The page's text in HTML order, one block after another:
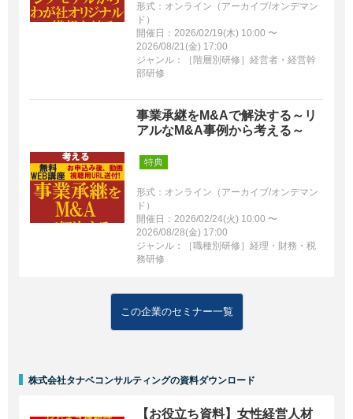
形式：オンライン（アーカイブ/オンデマン
ド）
開催日：2026/02/19(木) 10:00 〜
2026/08/21(金) 17:00
ジャンル：［階層別研修］経営者・経営幹
部研修
事業承継をM&Aで解決する～リ
アルなM&A事例から考える～
特典
形式：オンライン（アーカイブ/オンデマン
ド）
開催日：2026/02/24(火) 10:00 〜
2026/08/28(金) 17:00
ジャンル：［職種別研修］経理・財務・税
務研修
この企業のセミナー一覧
株式会社タナベコンサルティングの資料ダウンロード
【お役立ち資料】女性経営人材